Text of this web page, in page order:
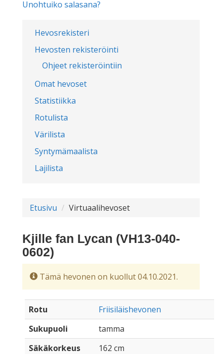
Hevosrekisteri
Hevosten rekisteröinti
Ohjeet rekisteröintiin
Omat hevoset
Statistiikka
Rotulista
Värilista
Syntymämaalista
Lajilista
Unohtuiko salasana?
Etusivu Virtuaalihevoset
Kjille fan Lycan (VH13-040-
0602)
Tämä hevonen on kuollut 04.10.2021.
Rotu
Friisiläishevonen
Sukupuoli
tamma
Säkäkorkeus
162 cm